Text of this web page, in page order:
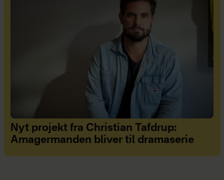
Nyt projekt fra Christian Tafdrup:
Amagermanden bliver til dramaserie